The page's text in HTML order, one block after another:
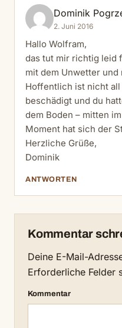
Dominik
2. Juni 2016
Hallo Wolfram,
das tut mir richtig leid
mit dem Unwetter und
Hoffentlich ist nicht
beschädigt und du
dem Boden – mitten
Moment hat sich der
Herzliche Grüße,
Dominik
ANTWORTEN
Kommentar
Deine E-Mail-
Erforderliche Felder
Kommentar